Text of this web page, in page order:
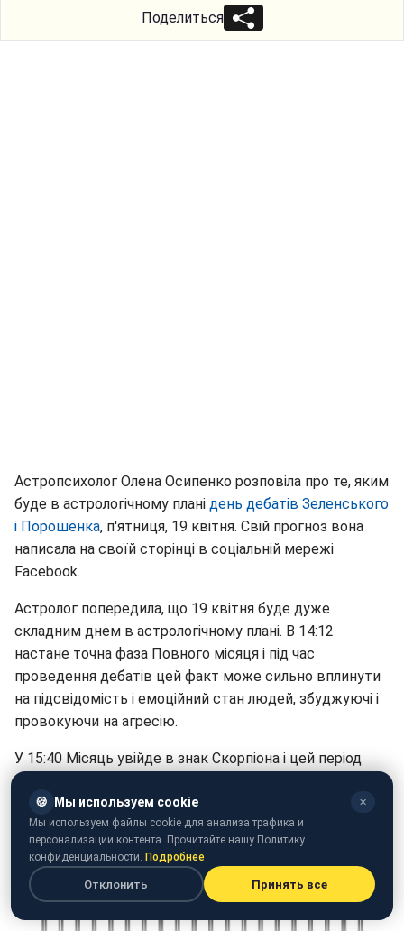
Поделиться
Астропсихолог Олена Осипенко розповіла про те, яким
буде в астрологічному плані день дебатів Зеленського
і Порошенка, п'ятниця, 19 квітня. Свій прогноз вона
написала на своїй сторінці в соціальній мережі
Facebook.
Астролог попередила, що 19 квітня буде дуже
складним днем в астрологічному плані. В 14:12
настане точна фаза Повного місяця і під час
проведення дебатів цей факт може сильно вплинути
на підсвідомість і емоційний стан людей, збуджуючі і
провокуючи на агресію.
У 15:40 Місяць увійде в знак Скорпіона і цей період
триватиме до неділі. Дане положення збільшує
критичність, уїдливість і підозрілість, можливий
безконтрольний виплеск емоцій.
Повний Місяць у квітні: коли чекати і до чого
готуватися
🍪 Мы используем cookie ✕
Мы используем файлы cookie для анализа трафика и
персонализации контента. Прочитайте нашу Политику
конфиденциальности. Подробнее
Отклонить Принять все